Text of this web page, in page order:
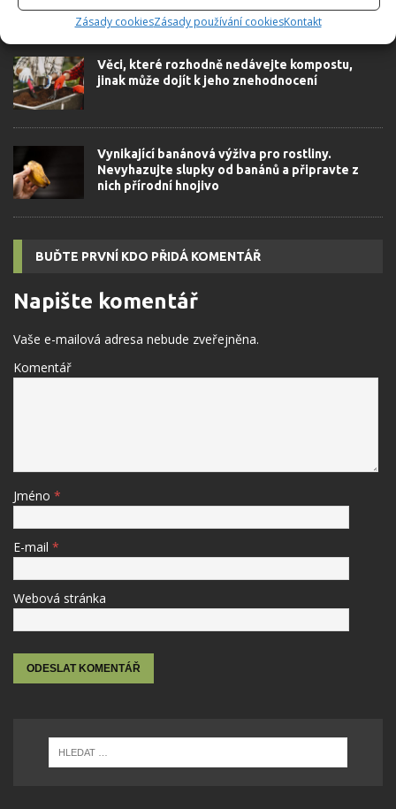
Zásady cookiesZásady používání cookiesKontakt
Věci, které rozhodně nedávejte kompostu,
jinak může dojít k jeho znehodnocení
Vynikající banánová výživa pro rostliny.
Nevyhazujte slupky od banánů a připravte z
nich přírodní hnojivo
BUĎTE PRVNÍ KDO PŘIDÁ KOMENTÁŘ
Napište komentář
Vaše e-mailová adresa nebude zveřejněna.
Komentář
Jméno *
E-mail *
Webová stránka